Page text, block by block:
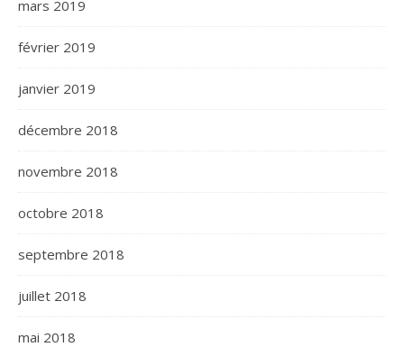
mars 2019
février 2019
janvier 2019
décembre 2018
novembre 2018
octobre 2018
septembre 2018
juillet 2018
mai 2018